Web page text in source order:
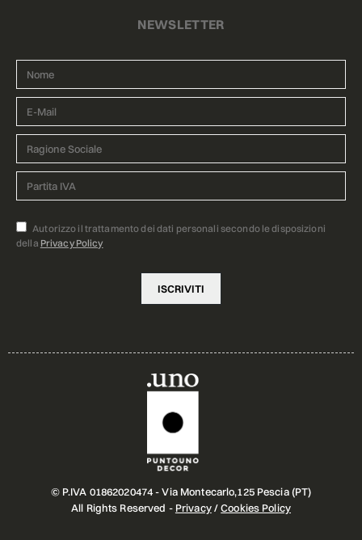
NEWSLETTER
Autorizzo il trattamento dei dati personali secondo le disposizioni
della Privacy Policy
© P.IVA 01862020474 - Via Montecarlo,125 Pescia (PT)
All Rights Reserved - Privacy/Cookies Policy